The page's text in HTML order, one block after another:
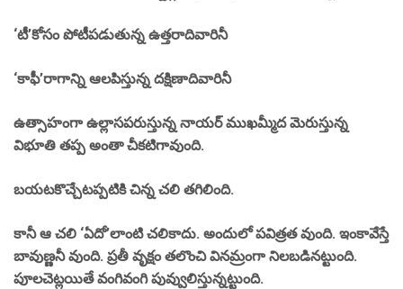
‘టీ’కోసం పోటీపడుతున్న ఉత్తరాదివారినీ
‘కాఫీ’రాగాన్ని ఆలపిస్తున్న దక్షిణాదివారినీ
ఉత్సాహంగా ఉల్లాసపరుస్తున్న నాయర్ ముఖమ్మీద మెరుస్తున్న
విభూతి తప్ప అంతా చీకటిగావుంది.
బయటకొచ్చేటప్పటికి చిన్న చలి తగిలింది.
కానీ ఆ చలి ‘ఏదో’లాంటి చలికాదు. అందులో పవిత్రత వుంది. ఇంకావేస్తే
బావుణ్ణనీ వుంది. ప్రతీ వృక్షం తలొంచి వినమ్రంగా నిలబడినట్టుంది.
పూలచెట్లయితే వంగివంగి పువ్వులిస్తున్నట్టుంది.